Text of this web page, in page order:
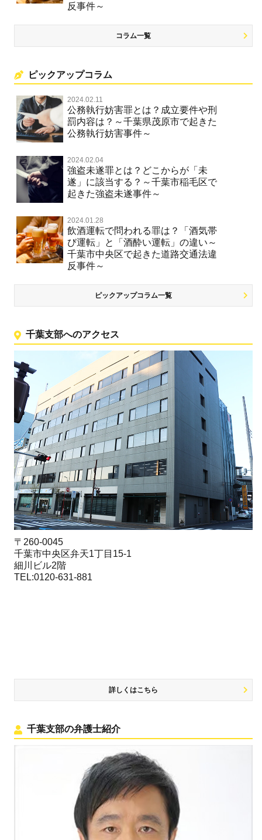
反事件～
コラム一覧
ピックアップコラム
2024.02.11
公務執行妨害罪とは？成立要件や刑
罰内容は？～千葉県茂原市で起きた
公務執行妨害事件～
2024.02.04
強盗未遂罪とは？どこからが「未
遂」に該当する？～千葉市稲毛区で
起きた強盗未遂事件～
2024.01.28
飲酒運転で問われる罪は？「酒気帯
び運転」と「酒酔い運転」の違い～
千葉市中央区で起きた道路交通法違
反事件～
ピックアップコラム一覧
千葉支部へのアクセス
〒260-0045
千葉市中央区弁天1丁目15-1
細川ビル2階
TEL:0120-631-881
詳しくはこちら
千葉支部の弁護士紹介